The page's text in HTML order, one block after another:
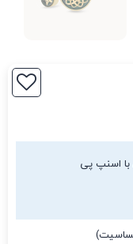
با اسنپ پی